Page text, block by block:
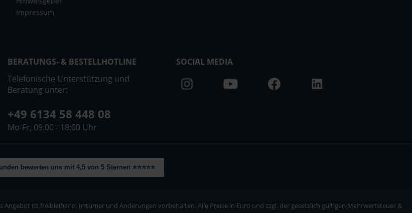
Impressum
BERATUNGS- & BESTELLHOTLINE
Telefonische Unterstützung und
Beratung unter:
+49 6134 58 448 08
Mo-Fr, 09:00 - 18:00 Uhr
SOCIAL MEDIA
bewerten uns mit 4,5 von 5 Sternen ⭐⭐⭐⭐⭐
ist freibleibend. Irrtümer und Änderungen vorbehalten. Alle Preise in Euro und zzgl. der gesetzlich gültigen Mehrwertsteuer &